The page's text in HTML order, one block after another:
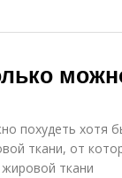
похудеть хотя
ткани, от
жировой ткани